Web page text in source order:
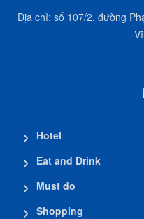
Địa chỉ: số 107/2, đường
Hotel
Eat and Drink
Must do
Shopping